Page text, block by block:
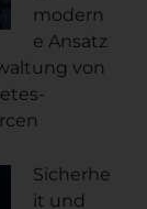
modern
e Ansatz
von
Sicherhe
it und